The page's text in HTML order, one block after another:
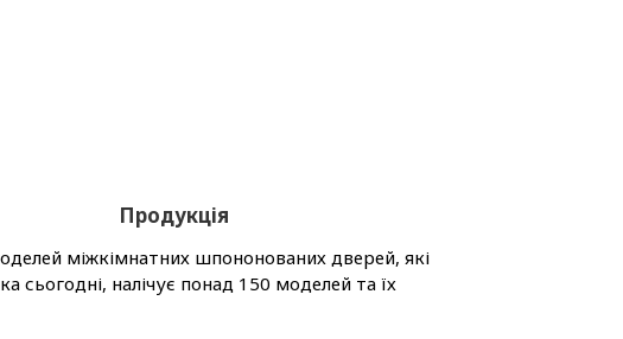
Продукція
міжкімнатних шпононованих дверей, які
сьогодні, налічує понад 150 моделей та їх